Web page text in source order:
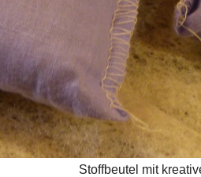
Stoffbeutel mit